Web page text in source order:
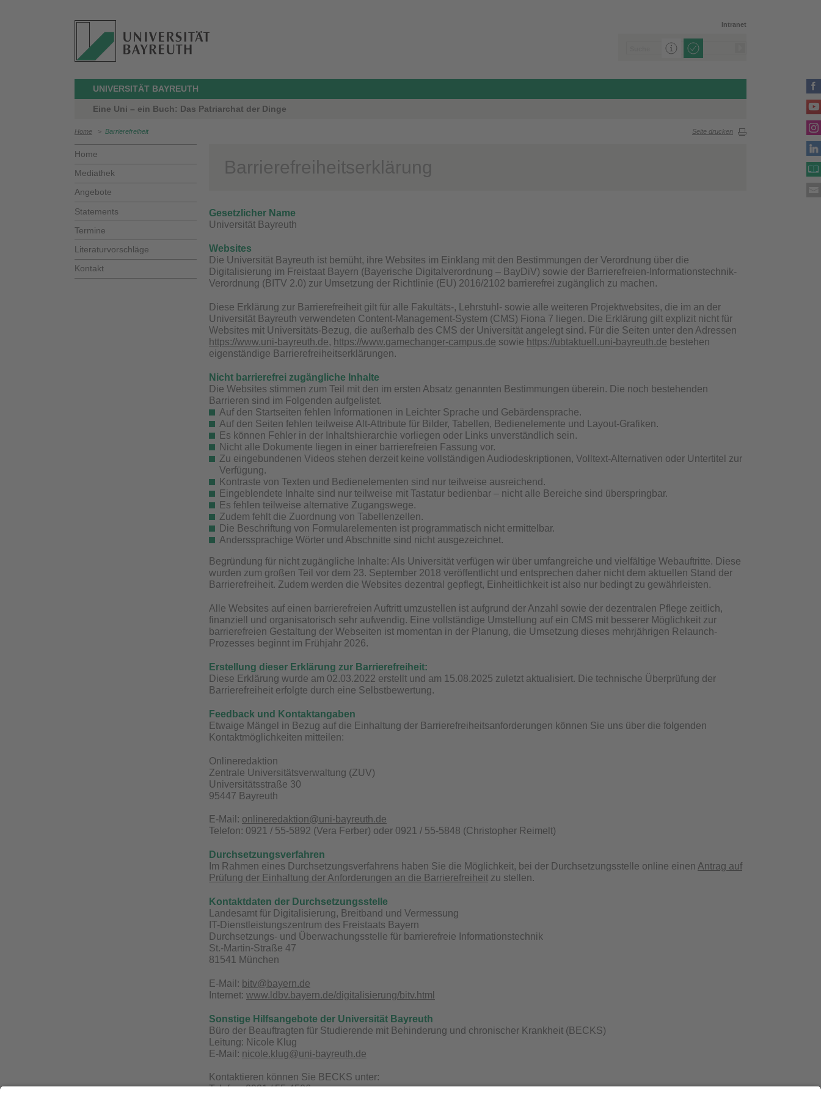
Intranet
UNIVERSITÄT BAYREUTH
Eine Uni – ein Buch: Das Patriarchat der Dinge
Home > Barrierefreiheit Seite drucken
Home
Mediathek
Angebote
Statements
Termine
Literaturvorschläge
Kontakt
Barrierefreiheitserklärung
Gesetzlicher Name
Universität Bayreuth
Websites
Die Universität Bayreuth ist bemüht, ihre Websites im Einklang mit den Bestimmungen der Verordnung über die
Digitalisierung im Freistaat Bayern (Bayerische Digitalverordnung – BayDiV) sowie der Barrierefreien-Informationstechnik-
Verordnung (BITV 2.0) zur Umsetzung der Richtlinie (EU) 2016/2102 barrierefrei zugänglich zu machen.
Diese Erklärung zur Barrierefreiheit gilt für alle Fakultäts-, Lehrstuhl- sowie alle weiteren Projektwebsites, die im an der
Universität Bayreuth verwendeten Content-Management-System (CMS) Fiona 7 liegen. Die Erklärung gilt explizit nicht für
Websites mit Universitäts-Bezug, die außerhalb des CMS der Universität angelegt sind. Für die Seiten unter den Adressen
https://www.uni-bayreuth.de, https://www.gamechanger-campus.de sowie https://ubtaktuell.uni-bayreuth.de bestehen
eigenständige Barrierefreiheitserklärungen.
Nicht barrierefrei zugängliche Inhalte
Die Websites stimmen zum Teil mit den im ersten Absatz genannten Bestimmungen überein. Die noch bestehenden
Barrieren sind im Folgenden aufgelistet.
Auf den Startseiten fehlen Informationen in Leichter Sprache und Gebärdensprache.
Auf den Seiten fehlen teilweise Alt-Attribute für Bilder, Tabellen, Bedienelemente und Layout-Grafiken.
Es können Fehler in der Inhaltshierarchie vorliegen oder Links unverständlich sein.
Nicht alle Dokumente liegen in einer barrierefreien Fassung vor.
Zu eingebundenen Videos stehen derzeit keine vollständigen Audiodeskriptionen, Volltext-Alternativen oder Untertitel zur
Verfügung.
Kontraste von Texten und Bedienelementen sind nur teilweise ausreichend.
Eingeblendete Inhalte sind nur teilweise mit Tastatur bedienbar – nicht alle Bereiche sind überspringbar.
Es fehlen teilweise alternative Zugangswege.
Zudem fehlt die Zuordnung von Tabellenzellen.
Die Beschriftung von Formularelementen ist programmatisch nicht ermittelbar.
Anderssprachige Wörter und Abschnitte sind nicht ausgezeichnet.
Begründung für nicht zugängliche Inhalte: Als Universität verfügen wir über umfangreiche und vielfältige Webauftritte. Diese
wurden zum großen Teil vor dem 23. September 2018 veröffentlicht und entsprechen daher nicht dem aktuellen Stand der
Barrierefreiheit. Zudem werden die Websites dezentral gepflegt, Einheitlichkeit ist also nur bedingt zu gewährleisten.
Alle Websites auf einen barrierefreien Auftritt umzustellen ist aufgrund der Anzahl sowie der dezentralen Pflege zeitlich,
finanziell und organisatorisch sehr aufwendig. Eine vollständige Umstellung auf ein CMS mit besserer Möglichkeit zur
barrierefreien Gestaltung der Webseiten ist momentan in der Planung, die Umsetzung dieses mehrjährigen Relaunch-
Prozesses beginnt im Frühjahr 2026.
Erstellung dieser Erklärung zur Barrierefreiheit:
Diese Erklärung wurde am 02.03.2022 erstellt und am 15.08.2025 zuletzt aktualisiert. Die technische Überprüfung der
Barrierefreiheit erfolgte durch eine Selbstbewertung.
Feedback und Kontaktangaben
Etwaige Mängel in Bezug auf die Einhaltung der Barrierefreiheitsanforderungen können Sie uns über die folgenden
Kontaktmöglichkeiten mitteilen:
Onlineredaktion
Zentrale Universitätsverwaltung (ZUV)
Universitätsstraße 30
95447 Bayreuth
E-Mail: onlineredaktion@uni-bayreuth.de
Telefon: 0921 / 55-5892 (Vera Ferber) oder 0921 / 55-5848 (Christopher Reimelt)
Durchsetzungsverfahren
Im Rahmen eines Durchsetzungsverfahrens haben Sie die Möglichkeit, bei der Durchsetzungsstelle online einen Antrag auf
Prüfung der Einhaltung der Anforderungen an die Barrierefreiheit zu stellen.
Kontaktdaten der Durchsetzungsstelle
Landesamt für Digitalisierung, Breitband und Vermessung
IT-Dienstleistungszentrum des Freistaats Bayern
Durchsetzungs- und Überwachungsstelle für barrierefreie Informationstechnik
St.-Martin-Straße 47
81541 München
E-Mail: bitv@bayern.de
Internet: www.ldbv.bayern.de/digitalisierung/bitv.html
Sonstige Hilfsangebote der Universität Bayreuth
Büro der Beauftragten für Studierende mit Behinderung und chronischer Krankheit (BECKS)
Leitung: Nicole Klug
E-Mail: nicole.klug@uni-bayreuth.de
Kontaktieren können Sie BECKS unter:
Telefon: 0921 / 55-4506